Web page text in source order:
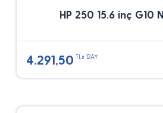
HP 250 15.6 inç G10
4.291,50 TLx 12AY